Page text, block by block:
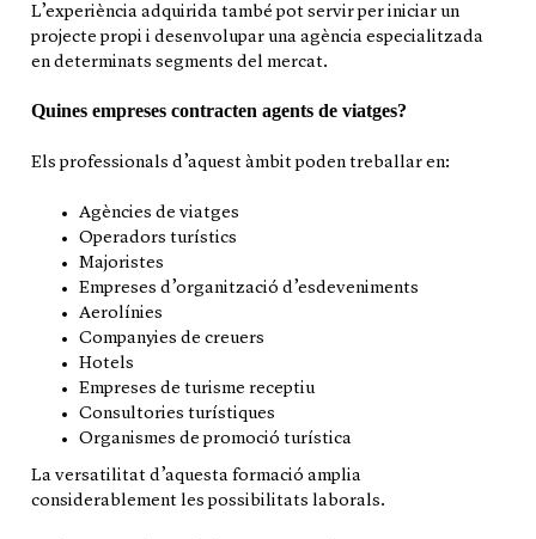
L’experiència adquirida també pot servir per iniciar un
projecte propi i desenvolupar una agència especialitzada
en determinats segments del mercat.
Quines empreses contracten agents de viatges?
Els professionals d’aquest àmbit poden treballar en:
Agències de viatges
Operadors turístics
Majoristes
Empreses d’organització d’esdeveniments
Aerolínies
Companyies de creuers
Hotels
Empreses de turisme receptiu
Consultories turístiques
Organismes de promoció turística
La versatilitat d’aquesta formació amplia
considerablement les possibilitats laborals.